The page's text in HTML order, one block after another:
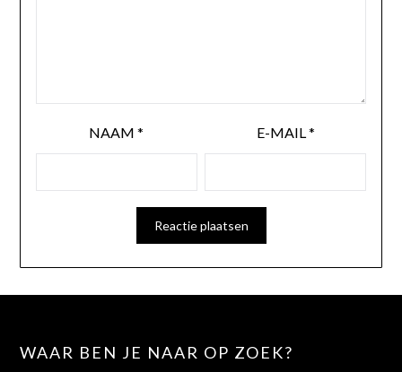
NAAM* E-MAIL *
WAAR BEN JE NAAR OP ZOEK?